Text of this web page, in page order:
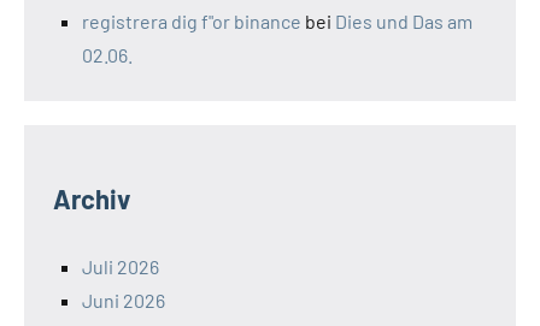
registrera dig f"or binance bei Dies und Das am
02.06.
Archiv
Juli 2026
Juni 2026